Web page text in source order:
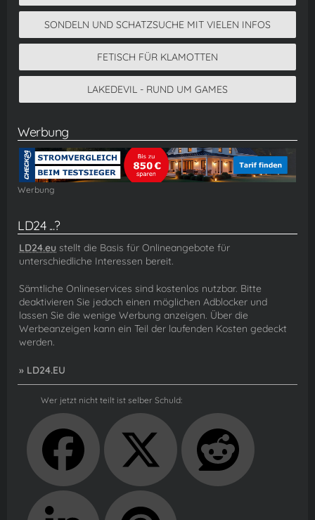
SONDELN UND SCHATZSUCHE MIT VIELEN INFOS
FETISCH FÜR KLAMOTTEN
LAKEDEVIL - RUND UM GAMES
Werbung
Werbung
LD24 ...?
LD24.eu stellt die Basis für Onlineangebote für
unterschiedliche Interessen bereit.
Sämtliche Onlineservices sind kostenlos nutzbar. Bitte
deaktivieren Sie jedoch einen möglichen Adblocker und
lassen Sie die wenige Werbung anzeigen. Über die
Werbeanzeigen kann ein Teil der laufenden Kosten gedeckt
werden.
» LD24.EU
Wer jetzt nicht teilt ist selber Schuld: